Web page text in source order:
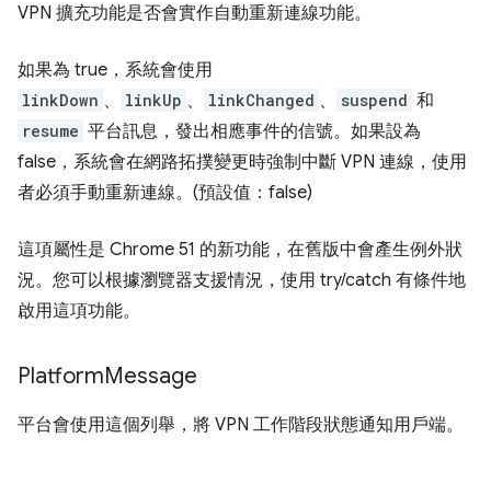
VPN 擴充功能是否會實作自動重新連線功能。
如果為 true，系統會使用
linkDown 、 linkUp 、 linkChanged 、 suspend 和
resume 平台訊息，發出相應事件的信號。如果設為
false，系統會在網路拓撲變更時強制中斷 VPN 連線，使用
者必須手動重新連線。(預設值：false)
這項屬性是 Chrome 51 的新功能，在舊版中會產生例外狀
況。您可以根據瀏覽器支援情況，使用 try/catch 有條件地
啟用這項功能。
PlatformMessage
平台會使用這個列舉，將 VPN 工作階段狀態通知用戶端。